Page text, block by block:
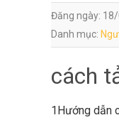
Đăng ngày:
Danh mục:
cách
1Hướng dẫn